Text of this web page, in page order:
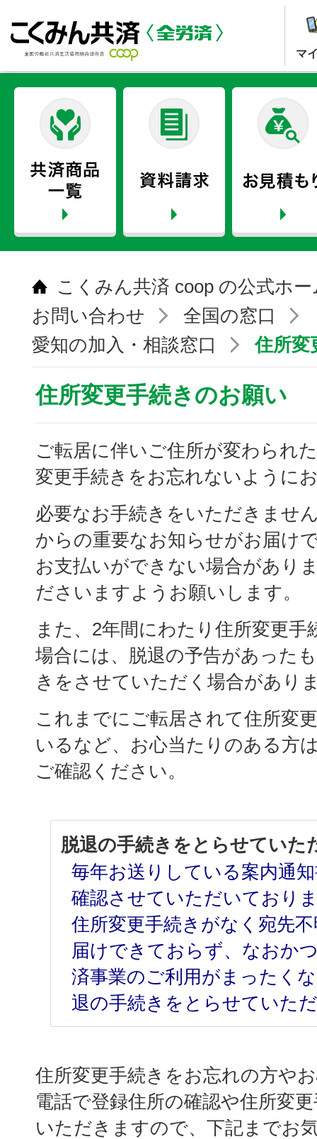
マ
こくみん共済 coop の公式ホ
お問い合わせ
全国の窓口
愛知の加入・相談窓口
住所変
住所変更手続きのお願い
ご転居に伴いご住所が変わられ
変更手続きをお忘れないように
必要なお手続きをいただきませ
からの重要なお知らせがお届け
お支払いができない場合があり
ださいますようお願いします。
また、2年間にわたり住所変更
場合には、脱退の予告があった
きをさせていただく場合があり
これまでにご転居されて住所変
いるなど、お心当たりのある方
ご確認ください。
脱退の手続きをとらせていた
毎年お送りしている案内通
確認させていただいており
住所変更手続きがなく宛先
届けできておらず、なおか
済事業のご利用がまったく
退の手続きをとらせていた
住所変更手続きをお忘れの方や
電話で登録住所の確認や住所変
いただきますので、下記までお